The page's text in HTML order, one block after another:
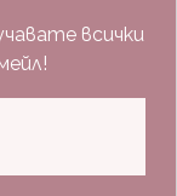
всички